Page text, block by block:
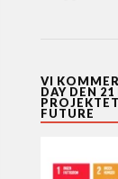
VI
DAY DEN
FUTURE